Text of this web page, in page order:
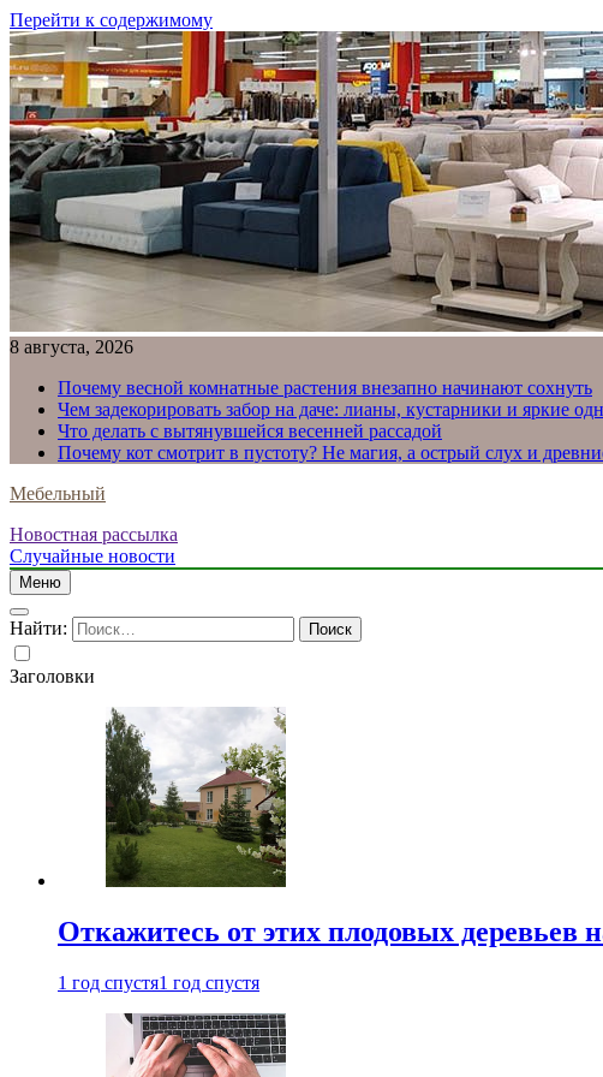
Перейти к содержимому
8 августа, 2026
Почему весной комнатные растения внезапно начинают сохнуть
Чем задекорировать забор на даче: лианы, кустарники и яркие
Что делать с вытянувшейся весенней рассадой
Почему кот смотрит в пустоту? Не магия, а острый слух и
Мебельный
Новостная рассылка
Случайные новости
Меню
Найти:
Заголовки
Откажитесь от этих плодовых деревьев
1 год спустя1 год спустя